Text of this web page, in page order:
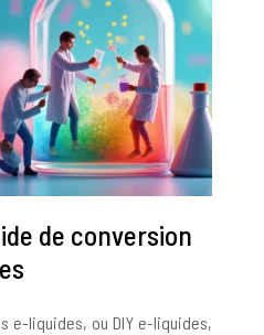
de conversion
e-liquides, ou DIY e-liquides,